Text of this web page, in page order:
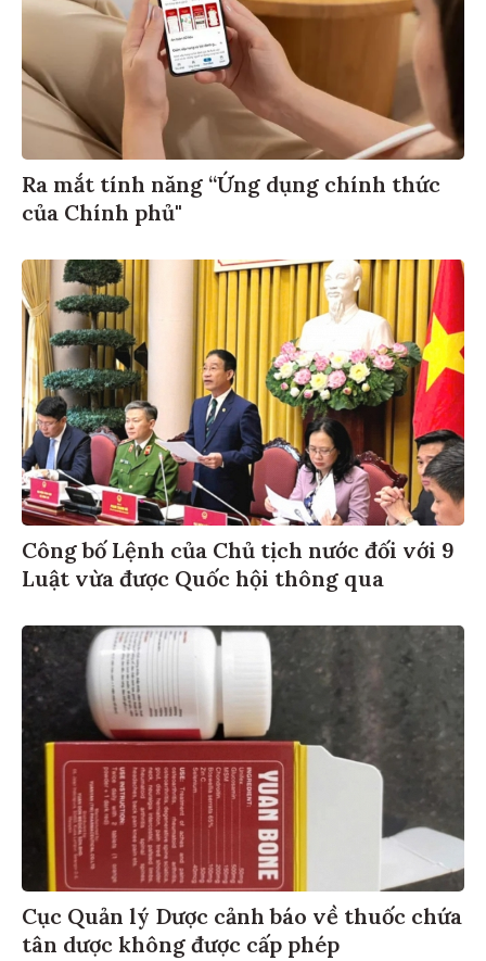
Ra mắt tính năng “Ứng dụng chính thức
của Chính phủ"
Công bố Lệnh của Chủ tịch nước đối với 9
Luật vừa được Quốc hội thông qua
Cục Quản lý Dược cảnh báo về thuốc chứa
tân dược không được cấp phép